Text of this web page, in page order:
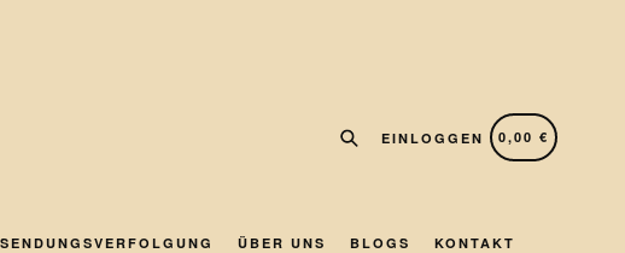
Suchen
EINLOGGEN WARENKORB
WARENKORB
0,00 €
SENDUNGSVERFOLGUNG ÜBER UNS BLOGS KONTAKT